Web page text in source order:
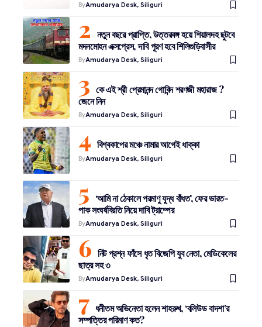
ByAmudarya Desk, Siliguri
নতুন বছরে প্রাপ্তি, উত্তরবঙ্গ হয়ে শিয়ালদহ ছুটবে
মদনমোহন এক্সপ্রেস, দাবি পূরণ হবে শিলিগুড়িবাসীর
ByAmudarya Desk, Siliguri
কে এই শ্রী প্রেমানন্দ গোবিন্দ শরণজী মহারাজ ?
জেনে নিন
ByAmudarya Desk, Siliguri
বিশ্বকাপের মঞ্চে নামার আগেই ধাক্কা
ByAmudarya Desk, Siliguri
‘আমি না ঠেকালে পরমাণু যুদ্ধ বাঁধত’, ফের ভারত-
পাক সংঘর্ষবিরতি নিয়ে দাবি ট্রাম্পের
ByAmudarya Desk, Siliguri
নিট প্রশ্ন ফাঁসে ধৃত বিজেপি যুব নেতা, মেডিকেলের
ছাত্র সহ ৩
ByAmudarya Desk, Siliguri
ধনীতম অভিনেতা হলেন শাহরুখ, ‘বলিউড বাদশা’র
সম্পত্তির পরিমাণ কত?